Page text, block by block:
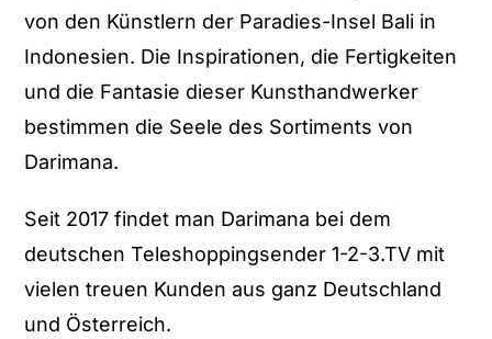
von den Künstlern der Paradies-Insel Bali in
Indonesien. Die Inspirationen, die Fertigkeiten
und die Fantasie dieser Kunsthandwerker
bestimmen die Seele des Sortiments von
Darimana.
Seit 2017 findet man Darimana bei dem
deutschen Teleshoppingsender 1-2-3.TV mit
vielen treuen Kunden aus ganz Deutschland
und Österreich.